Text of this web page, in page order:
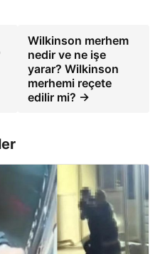
Wilkinson merhem
nedir ve ne işe
yarar? Wilkinson
merhemi reçete
edilir mi? →